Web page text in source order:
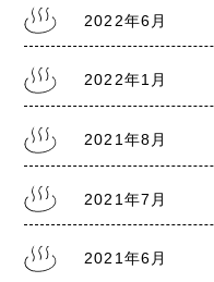
2021.8.5
2021.7.30
熊本銭湯
2022年6月
2022年1月
2021年8月
2021年7月
2021年6月